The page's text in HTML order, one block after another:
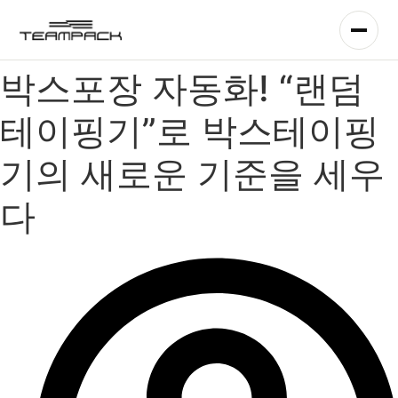
로
건
너
뛰
기
박스포장 자동화! “랜덤
테이핑기”로 박스테이핑
기의 새로운 기준을 세우
다